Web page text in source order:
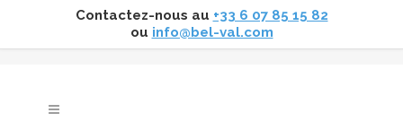
Contactez-nous au +33 6 07 85 15 82
ou info@bel-val.com